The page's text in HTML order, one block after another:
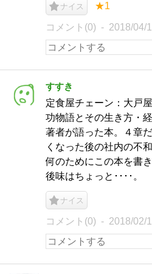
ナイス ★1
コメント(0) 2018/04/
すすき
定食屋チェーン：大戸
功物語とその生き方・
著者が語った本。４章
くなった後の社内の不
何のためにこの本を書
後味はちょっと････。
ナイス
コメント(0) 2018/02/